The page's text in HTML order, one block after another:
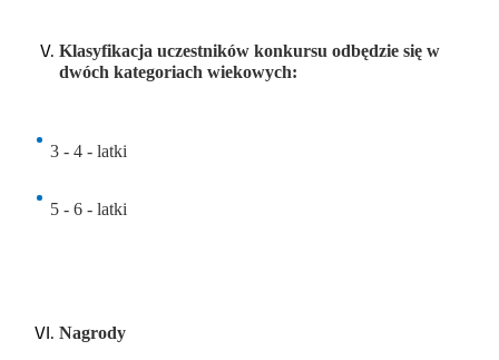
Klasyfikacja uczestników konkursu odbędzie się w
dwóch kategoriach wiekowych:
3 - 4 - latki
5 - 6 - latki
Nagrody